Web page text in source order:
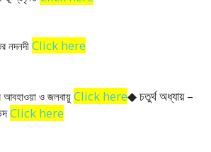
নদনদী Click here
ও জলবায়ু Click here◆ চতুর্থ অধ্যায় –
Click here